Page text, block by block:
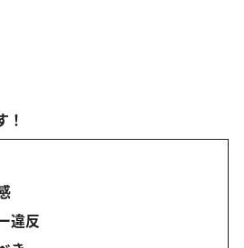
！
違反